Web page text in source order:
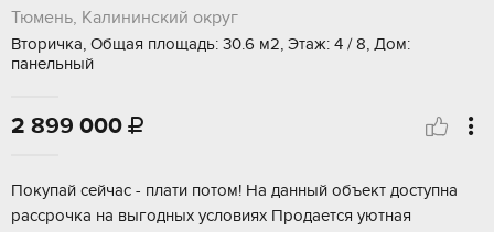
Тюмень, Калининский округ
Вторичка, Общая площадь: 30.6 м2, Этаж: 4 / 8, Дом:
панельный
2 899 000 
Покупай сейчас - плати потом! На данный объект доступна
рассрочка на выгодных условиях Продается уютная